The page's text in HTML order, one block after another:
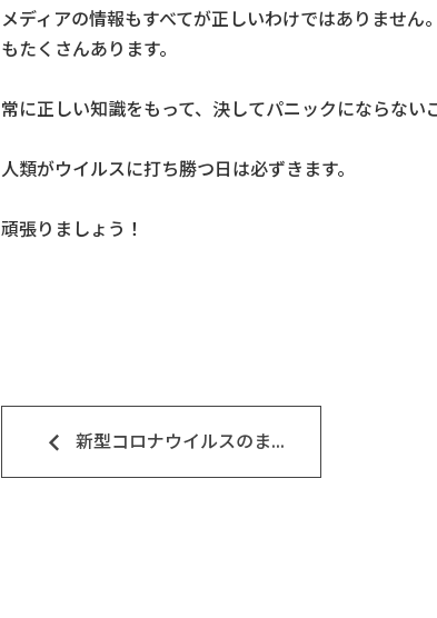
メディアの情報もすべてが正しいわけではありませ
もたくさんあります。
常に正しい知識をもって、決してパニックにならない
人類がウイルスに打ち勝つ日は必ずきます。
頑張りましょう！
keyboard_arrow_left 新型コロナウイルスのま...